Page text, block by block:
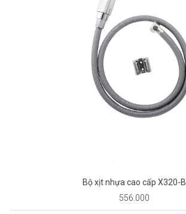
Bộ xịt nhựa cao cấp X320-B
556.000